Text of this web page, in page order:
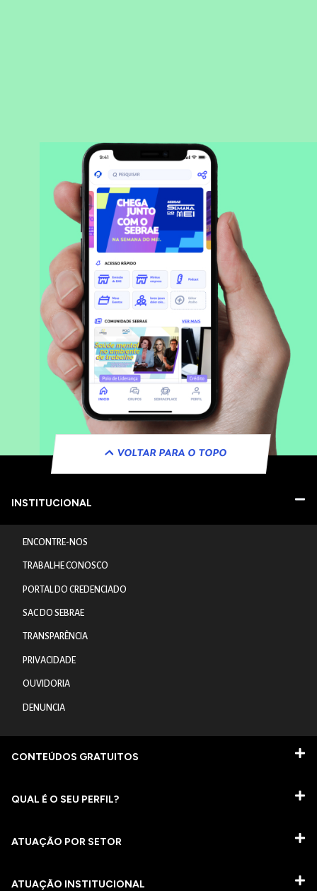
VOLTAR PARA O TOPO
INSTITUCIONAL
ENCONTRE-NOS
TRABALHE CONOSCO
PORTAL DO CREDENCIADO
SAC DO SEBRAE
TRANSPARÊNCIA
PRIVACIDADE
OUVIDORIA
DENUNCIA
CONTEÚDOS GRATUITOS
QUAL É O SEU PERFIL?
ATUAÇÃO POR SETOR
ATUAÇÃO INSTITUCIONAL